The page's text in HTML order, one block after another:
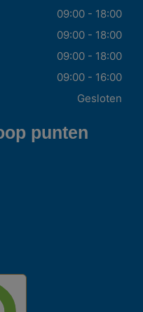
09:00 - 18:00
09:00 - 18:00
09:00 - 18:00
09:00 - 16:00
Gesloten
punten